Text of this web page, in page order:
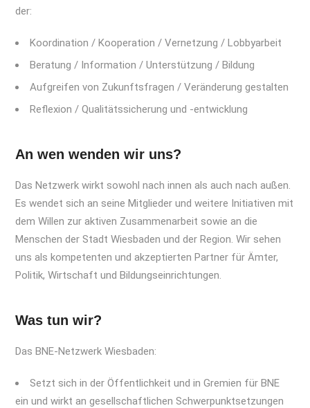
der:
Koordination / Kooperation / Vernetzung / Lobbyarbeit
Beratung / Information / Unterstützung / Bildung
Aufgreifen von Zukunftsfragen / Veränderung gestalten
Reflexion / Qualitätssicherung und -entwicklung
An wen wenden wir uns?
Das Netzwerk wirkt sowohl nach innen als auch nach außen.
Es wendet sich an seine Mitglieder und weitere Initiativen mit
dem Willen zur aktiven Zusammenarbeit sowie an die
Menschen der Stadt Wiesbaden und der Region. Wir sehen
uns als kompetenten und akzeptierten Partner für Ämter,
Politik, Wirtschaft und Bildungseinrichtungen.
Was tun wir?
Das BNE-Netzwerk Wiesbaden:
Setzt sich in der Öffentlichkeit und in Gremien für BNE
ein und wirkt an gesellschaftlichen Schwerpunktsetzungen